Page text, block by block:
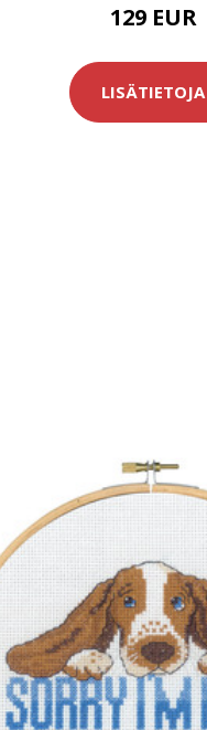
129 EUR
LISÄTIETOJA